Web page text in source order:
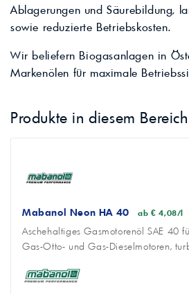
Ablagerungen und Säurebildung,
sowie reduzierte Betriebskosten.
Wir beliefern Biogasanlagen in
Markenölen für maximale
Produkte in diesem Bereich
Mabanol Neon HA 40 ab € 4,08/l
Aschehaltiges Gasmotorenöl SAE 40
Gas-Otto- und Gas-Dieselmotoren,